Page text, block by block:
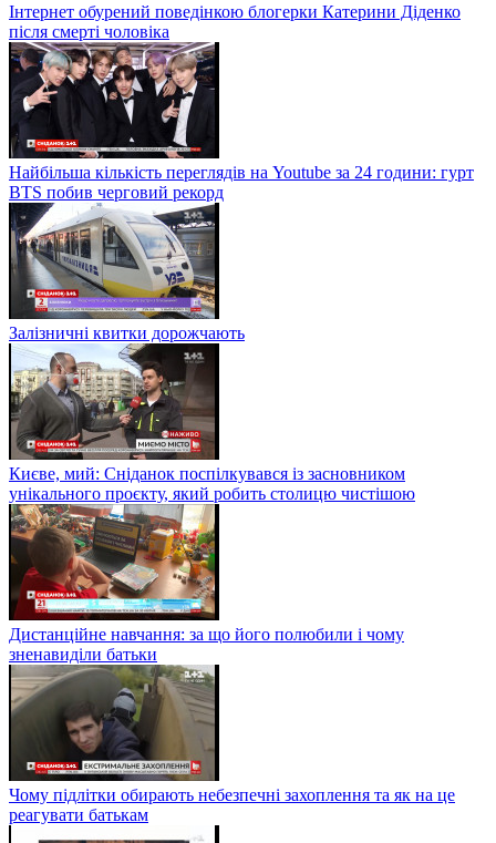
Інтернет обурений поведінкою блогерки Катерини Діденко
після смерті чоловіка
Найбільша кількість переглядів на Youtube за 24 години: гурт
BTS побив черговий рекорд
Залізничні квитки дорожчають
Києве, мий: Сніданок поспілкувався із засновником
унікального проєкту, який робить столицю чистішою
Дистанційне навчання: за що його полюбили і чому
зненавиділи батьки
Чому підлітки обирають небезпечні захоплення та як на це
реагувати батькам